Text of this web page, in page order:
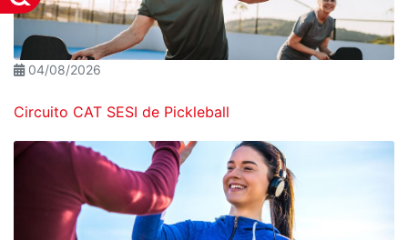
04/08/2026
Circuito CAT SESI de Pickleball